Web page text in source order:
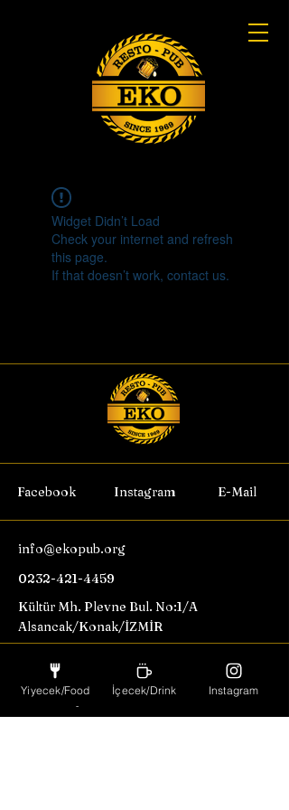
Widget Didn’t Load
Check your internet and refresh
this page.
If that doesn’t work, contact us.
Facebook Instagram E-Mail
info@ekopub.org
0232-421-4459
Kültür Mh. Plevne Bul. No:1/A
Alsancak/Konak/İZMİR
Özel etkinliklerden haberdar
olmak için abone olun.
Yiyecek/Food İçecek/Drink Instagram